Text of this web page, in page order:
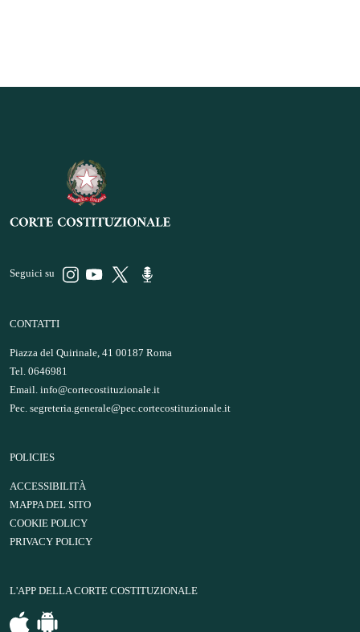
Seguici su
CONTATTI
Piazza del Quirinale, 41 00187 Roma
Tel. 0646981
Email. info@cortecostituzionale.it
Pec. segreteria.generale@pec.cortecostituzionale.it
POLICIES
ACCESSIBILITÀ
MAPPA DEL SITO
COOKIE POLICY
PRIVACY POLICY
L'APP DELLA CORTE COSTITUZIONALE